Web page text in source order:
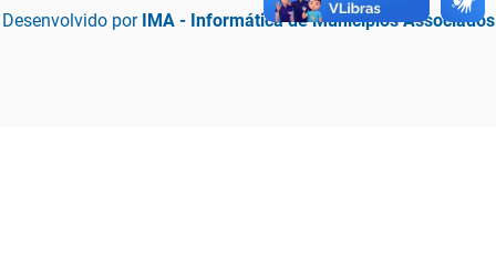
Desenvolvido por IMA - Informática de Municípios Associados